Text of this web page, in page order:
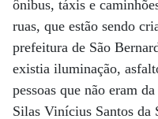
ônibus, táxis e
ruas, que estão sendo
prefeitura de São
existia iluminação,
pessoas que não eram
Silas Vinícius Santos da